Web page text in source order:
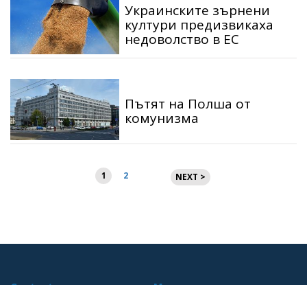
Украинските зърнени
култури предизвикаха
недоволство в ЕС
Пътят на Полша от
комунизма
Разделяне
на
1 2 NEXT >